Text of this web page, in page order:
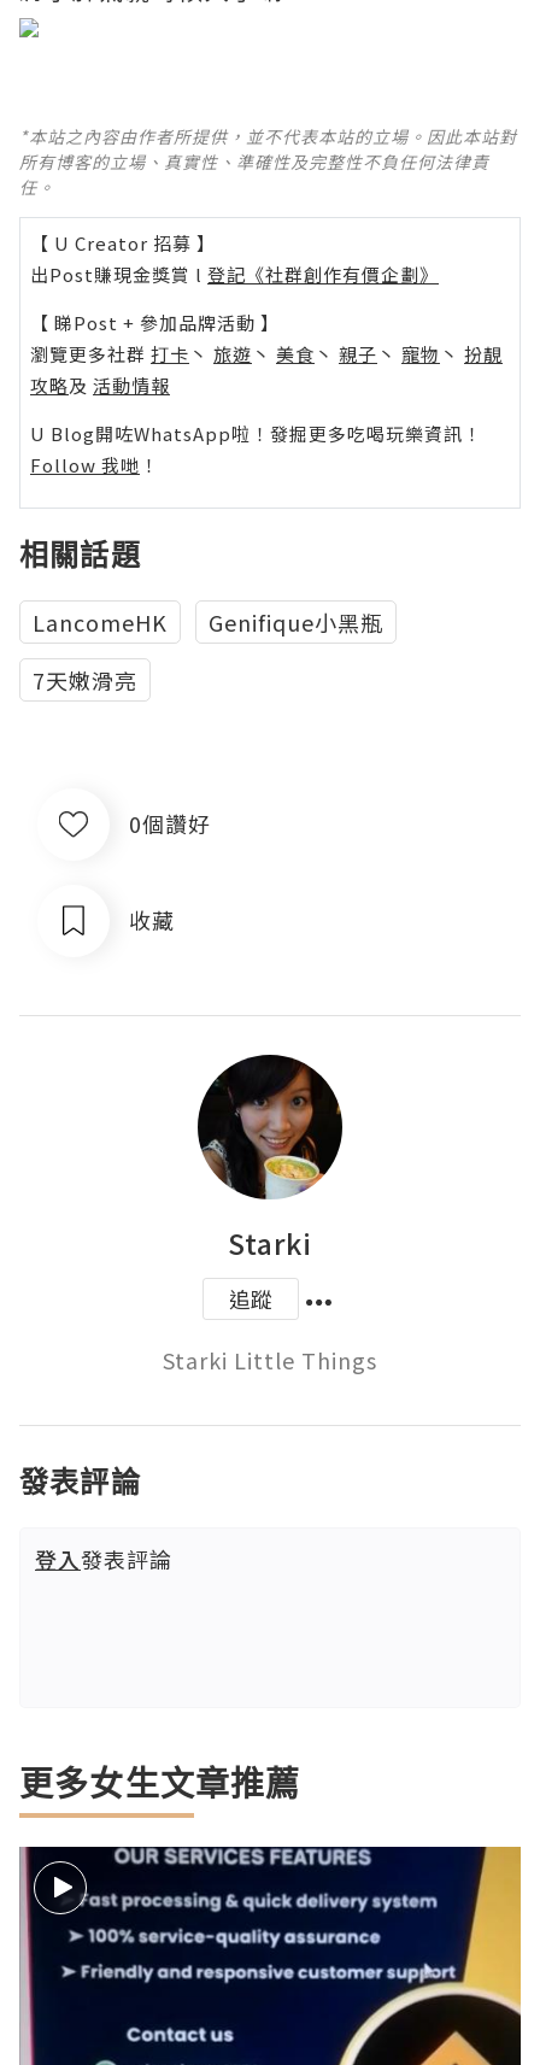
*本站之內容由作者所提供，並不代表本站的立場。因此本站對
所有博客的立場、真實性、準確性及完整性不負任何法律責
任。
【 U Creator 招募 】
出Post賺現金獎賞 l 登記《社群創作有價企劃》
【 睇Post + 參加品牌活動 】
瀏覽更多社群 打卡 丶 旅遊 丶 美食 丶 親子 丶 寵物 丶 扮靚
攻略及 活動情報
U Blog開咗WhatsApp啦！發掘更多吃喝玩樂資訊！
Follow 我哋 ！
相關話題
LancomeHK
Genifique小黑瓶
7天嫩滑亮
0個讚好
收藏
Starki
追蹤
Starki Little Things
發表評論
登入發表評論
更多女生文章推薦